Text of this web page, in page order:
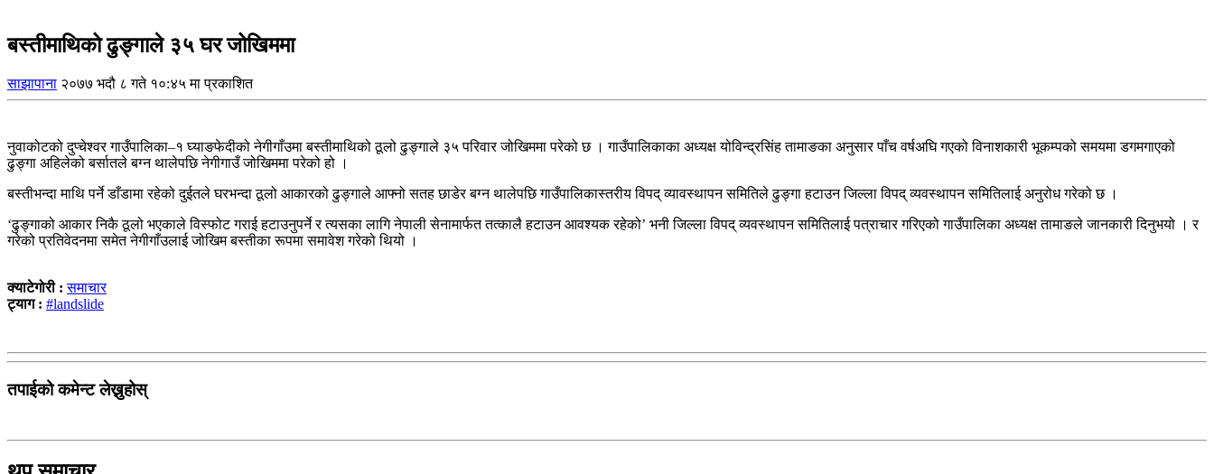
बस्तीमाथिको ढुङ्गाले ३५ घर जोखिममा
साझापाना २०७७ भदौ ८ गते १०:४५ मा प्रकाशित
नुवाकोटको दुप्चेश्वर गाउँपालिका–१ घ्याङफेदीको नेगीगाँउमा बस्तीमाथिको ठूलो ढुङ्गाले ३५ परिवार जोखिममा परेको छ । गाउँपालिकाका अध्यक्ष योविन्द्रसिंह तामाङका अनुसार पाँच वर्षअघि गएको विनाशकारी भूकम्पको समयमा डगमगाएको
ढुङ्गा अहिलेको बर्सातले बग्न थालेपछि नेगीगाउँ जोखिममा परेको हो ।
बस्तीभन्दा माथि पर्ने डाँडामा रहेको दुईतले घरभन्दा ठूलो आकारको ढुङ्गाले आफ्नो सतह छाडेर बग्न थालेपछि गाउँपालिकास्तरीय विपद् व्यावस्थापन समितिले ढुङ्गा हटाउन जिल्ला विपद् व्यवस्थापन समितिलाई अनुरोध गरेको छ ।
‘ढुङ्गाको आकार निकै ठूलो भएकाले विस्फोट गराई हटाउनुपर्ने र त्यसका लागि नेपाली सेनामार्फत तत्कालै हटाउन आवश्यक रहेको’ भनी जिल्ला विपद् व्यवस्थापन समितिलाई पत्राचार गरिएको गाउँपालिका अध्यक्ष तामाङले जानकारी दिनुभयो । र
गरेको प्रतिवेदनमा समेत नेगीगाँउलाई जोखिम बस्तीका रूपमा समावेश गरेको थियो ।
क्याटेगोरी :समाचार
ट्याग : #landslide
तपाईको कमेन्ट लेख्नुहोस्